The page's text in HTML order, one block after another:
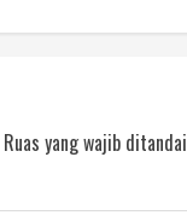
Ruas yang wajib ditandai